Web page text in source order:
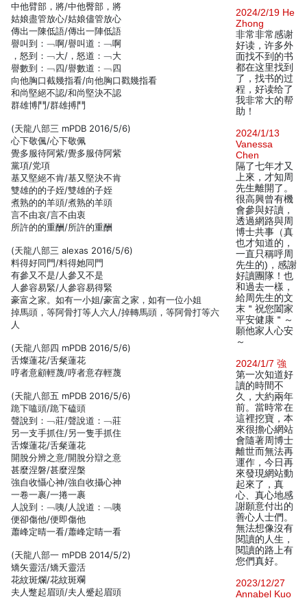
中他臂部，將/中他臀部，將
姑娘盡管放心/姑娘儘管放心
傳出一陳低語/傳出一陣低語
譽叫到：﹁啊/譽叫道：﹁啊
，怒到：﹁大/，怒道：﹁大
譽數到：﹁四/譽數道：﹁四
向他胸口截幾指看/向他胸口戳幾指看
和尚堅絕不認/和尚堅決不認
群雄博鬥/群雄搏鬥
(天龍八部三 mPDB 2016/5/6)
心下敬偑/心下敬佩
覺多服待阿紫/覺多服侍阿紫
黨項/党項
基又堅絕不肯/基又堅決不肯
雙雄的的子姪/雙雄的子姪
煮熟的的羊頭/煮熟的羊頭
言不由哀/言不由衷
所許的的重酬/所許的重酬
(天龍八部三 alexas 2016/5/6)
料得好同門/料得她同門
有參又不是/人參又不是
人參容易緊/人參容易得緊
豪富之家。如有一小姐/豪富之家，如有一位小姐
掉馬頭，等阿骨打等人六人/掉轉馬頭，等阿骨打等六
人
(天龍八部四 mPDB 2016/5/6)
舌燦蓮花/舌粲蓮花
哼者意顧輕蔑/哼者意存輕蔑
(天龍八部五 mPDB 2016/5/6)
跪下嗑頭/跪下磕頭
聲說到：﹁莊/聲說道：﹁莊
另一支手抓住/另一隻手抓住
舌燦蓮花/舌粲蓮花
開脫分辨之意/開脫分辯之意
甚麼涅磐/甚麼涅槃
強自收懾心神/強自收攝心神
一卷一裹/一捲一裹
人說到：﹁咦/人說道：﹁咦
便卻傷他/便即傷他
蕭峰定晴一看/蕭峰定睛一看
(天龍八部一 mPDB 2014/5/2)
矯矢靈活/矯夭靈活
花紋斑爛/花紋斑斕
夫人蹩起眉頭/夫人蹙起眉頭
2024/2/19 He
Zhong
非常非常感谢
好读，许多外
面找不到的书
都在这里找到
了，找书的过
程，好读给了
我非常大的帮
助！
2024/1/13
Vanessa
Chen
隔了七年才又
上來，才知周
先生離開了。
很高興曾有機
會參與好讀，
透過網路與周
博士共事（真
也才知道的，
一直只稱呼周
先生的)，感謝
好讀團隊！也
和過去一樣，
給周先生的文
末＂祝您闔家
平安健康＂～
願他家人心安
～
2024/1/7 強
第一次知道好
讀的時間不
久，大約兩年
前。當時常在
這裡挖寶，本
來很擔心網站
會隨著周博士
離世而無法再
運作，今日再
來發現網站動
起來了，真
心、真心地感
謝願意付出的
善心人士們。
無法想像沒有
閱讀的人生，
閱讀的路上有
您們真好。
2023/12/27
Annabel Kuo